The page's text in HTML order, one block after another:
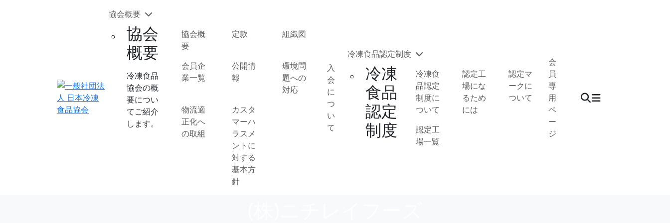
協会概要
協会
概要
冷凍食品
協会の概
要につい
てご紹介
します。
協会概
要
定款 組織図
会員企
業一覧
公開情
報
環境問
題への
対応
物流適
正化へ
の取組
カスタ
マーハ
ラスメ
ントに
対する
基本方
針
入
会
に
つ
い
て
冷凍食品認定制度
冷凍
食品
認定
制度
冷凍食
品認定
制度に
ついて
認定工
場にな
るため
には
認定マ
ークに
ついて
認定工
場一覧
会
員
専
用
ペ
ー
ジ